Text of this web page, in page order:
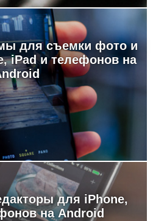
для съемки фото и
iPad и телефонов на
для iPhone,
на Android